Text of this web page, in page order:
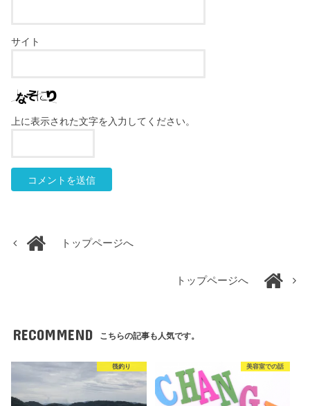
サイト
上に表示された文字を入力してください。
トップページへ
トップページへ
RECOMMEND こちらの記事も人気です。
筏釣り 美容室での話